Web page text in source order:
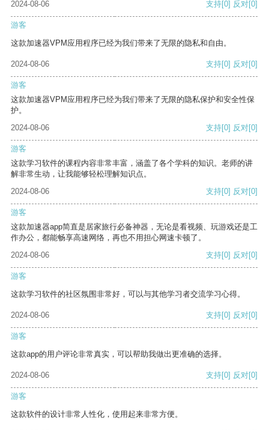
2024-08-06
支持[0] 反对[0]
游客
这款加速器VPM应用程序已经为我们带来了无限的隐私和自由。
2024-08-06 支持[0] 反对[0]
游客
这款加速器VPM应用程序已经为我们带来了无限的隐私保护和安全性保
护。
2024-08-06
支持[0] 反对[0]
游客
这款学习软件的课程内容非常丰富，涵盖了各个学科的知识。老师的讲
解非常生动，让我能够轻松理解知识点。
2024-08-06
支持[0] 反对[0]
游客
这款加速器app简直是居家旅行必备神器，无论是看视频、玩游戏还是工
作办公，都能畅享高速网络，再也不用担心网速卡顿了。
2024-08-06
支持[0] 反对[0]
游客
这款学习软件的社区氛围非常好，可以与其他学习者交流学习心得。
2024-08-06 支持[0] 反对[0]
游客
这款app的用户评论非常真实，可以帮助我做出更准确的选择。
2024-08-06 支持[0] 反对[0]
游客
这款软件的设计非常人性化，使用起来非常方便。